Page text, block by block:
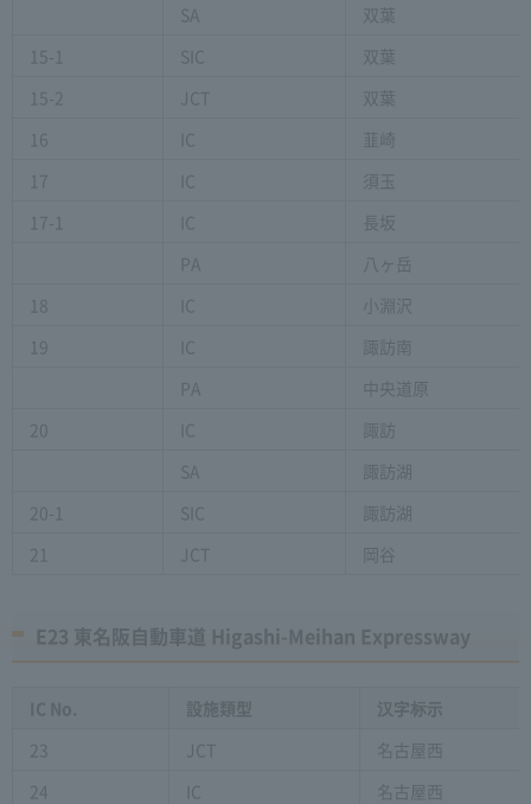
SA
双葉
15-1
SIC
双葉
15-2
JCT
双葉
16
IC
韮崎
17
IC
須玉
17-1
IC
長坂
PA
八ヶ岳
18
IC
小淵沢
19
IC
諏訪南
PA
中央道原
20
IC
諏訪
SA
諏訪湖
20-1
SIC
諏訪湖
21
JCT 岡谷
E23 東名阪自動車道 Higashi-Meihan Expressway
23
JCT
名古屋西
24
IC
名古屋西